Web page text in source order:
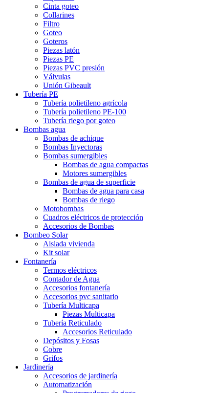
Cinta goteo
Collarines
Filtro
Goteo
Goteros
Piezas latón
Piezas PE
Piezas PVC presión
Válvulas
Unión Gibeault
Tubería PE
Tubería polietileno agrícola
Tubería polietileno PE-100
Tubería riego por goteo
Bombas agua
Bombas de achique
Bombas Inyectoras
Bombas sumergibles
Bombas de agua compactas
Motores sumergibles
Bombas de agua de superficie
Bombas de agua para casa
Bombas de riego
Motobombas
Cuadros eléctricos de protección
Accesorios de Bombas
Bombeo Solar
Aislada vivienda
Kit solar
Fontanería
Termos eléctricos
Contador de Agua
Accesorios fontanería
Accesorios pvc sanitario
Tubería Multicapa
Piezas Multicapa
Tubería Reticulado
Accesorios Reticulado
Depósitos y Fosas
Cobre
Grifos
Jardinería
Accesorios de jardinería
Automatización